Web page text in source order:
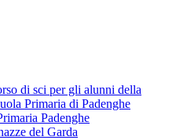
di sci per gli alunni della
Primaria di Padenghe
Padenghe
del Garda